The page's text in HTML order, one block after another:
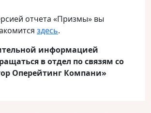
отчета «Призмы» вы
здесь.
информацией
в отдел по связям со
Оперейтинг Компани»